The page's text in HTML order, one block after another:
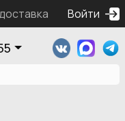
Контакты
Войти